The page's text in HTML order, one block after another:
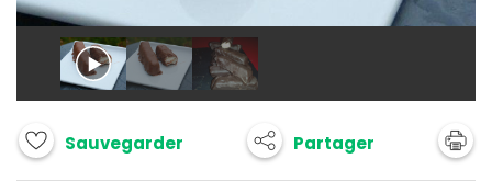
Sauvegarder Partager